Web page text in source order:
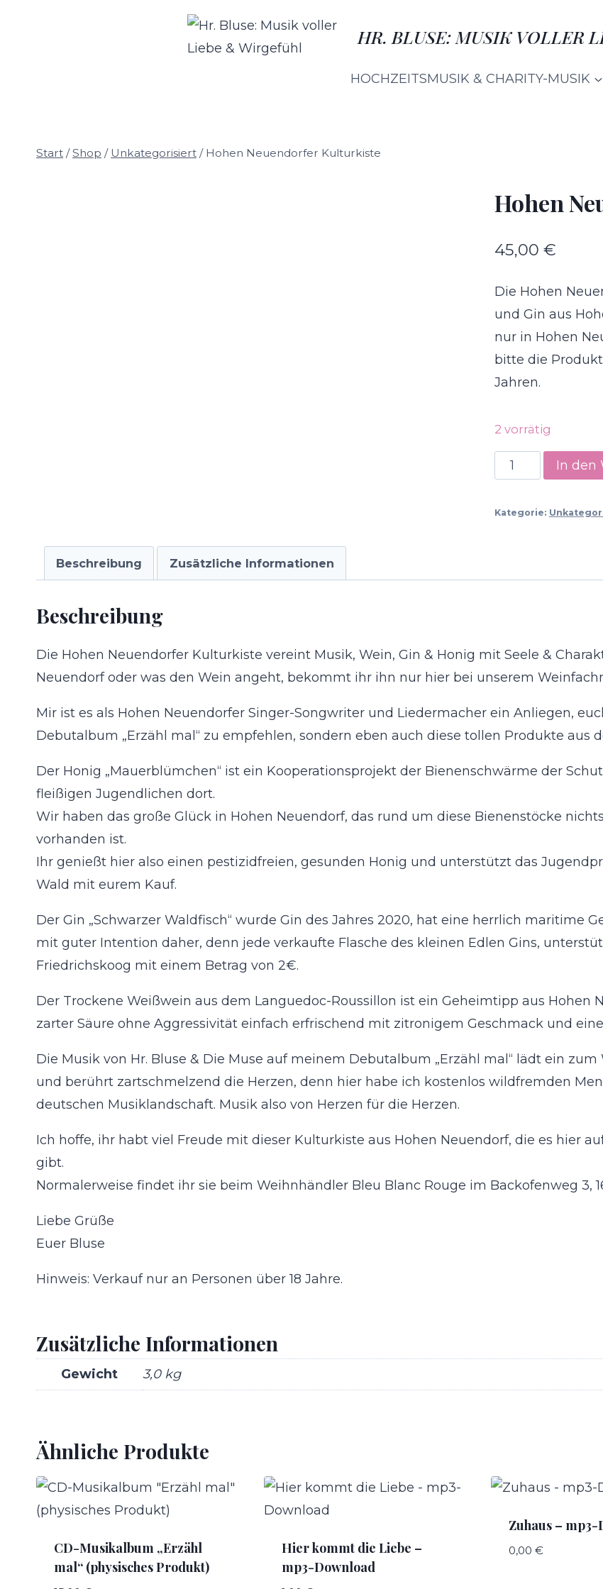
HR. BLUSE: MUSIK VOLLER
HOCHZEITSMUSIK & CHARITY-MUSIK
Start / Shop / Unkategorisiert / Hohen Neuendorfer Kulturkiste
Hohen
45,00 €
Die Hohen
und Gin aus
nur in Hohen
bitte die
Jahren.
2 vorrätig
Hohen
Neuendorfer
Kulturkiste
In den
Kategorie:
Beschreibung Zusätzliche Informationen
Beschreibung
Die Hohen Neuendorfer Kulturkiste vereint Musik, Wein, Gin & Honig mit Seele &
Neuendorf oder was den Wein angeht, bekommt ihr ihn nur hier bei unserem
Mir ist es als Hohen Neuendorfer Singer-Songwriter und Liedermacher ein Anliegen,
Debutalbum „Erzähl mal“ zu empfehlen, sondern eben auch diese tollen Produkte aus
Der Honig „Mauerblümchen“ ist ein Kooperationsprojekt der Bienenschwärme der
fleißigen Jugendlichen dort.
Wir haben das große Glück in Hohen Neuendorf, das rund um diese Bienenstöcke
vorhanden ist.
Ihr genießt hier also einen pestizidfreien, gesunden Honig und unterstützt das
Wald mit eurem Kauf.
Der Gin „Schwarzer Waldfisch“ wurde Gin des Jahres 2020, hat eine herrlich maritime
mit guter Intention daher, denn jede verkaufte Flasche des kleinen Edlen Gins,
Friedrichskoog mit einem Betrag von 2€.
Der Trockene Weißwein aus dem Languedoc-Roussillon ist ein Geheimtipp aus Hohen
zarter Säure ohne Aggressivität einfach erfrischend mit zitronigem Geschmack und
Die Musik von Hr. Bluse & Die Muse auf meinem Debutalbum „Erzähl mal“ lädt ein
und berührt zartschmelzend die Herzen, denn hier habe ich kostenlos wildfremden
deutschen Musiklandschaft. Musik also von Herzen für die Herzen.
Ich hoffe, ihr habt viel Freude mit dieser Kulturkiste aus Hohen Neuendorf, die es hier
gibt.
Normalerweise findet ihr sie beim Weihnhändler Bleu Blanc Rouge im Backofenweg 3,
Liebe Grüße
Euer Bluse
Hinweis: Verkauf nur an Personen über 18 Jahre.
Zusätzliche Informationen
Gewicht 3,0 kg
Ähnliche Produkte
CD-Musikalbum „Erzähl
mal“ (physisches Produkt)
Hier kommt die Liebe –
mp3-Download
Zuhaus –
0,00 €